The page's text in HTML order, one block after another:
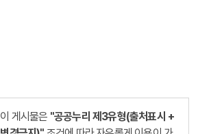
이 게시물은 "공공누리 제3유형(출처표시 +